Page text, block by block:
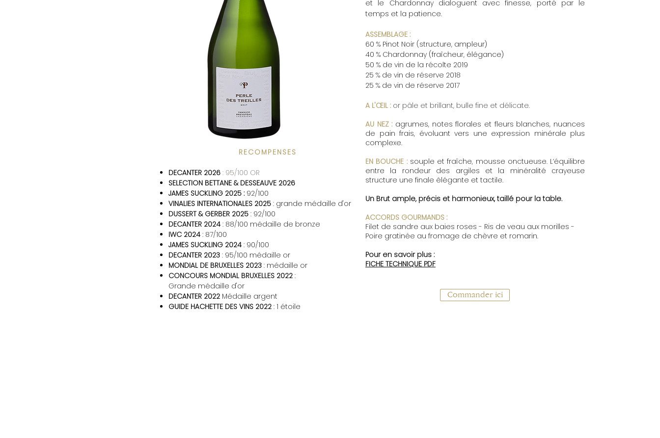
RECOMPENSES
DECANTER 2026 : 95/100 OR
SELECTION BETTANE & DESSEAUVE 2026
JAMES SUCKLING 2025 : 92/100
VINALIES INTERNATIONALES 2025 : grande médaille d'or
DUSSERT & GERBER 2025 : 92/100
DECANTER 2024 : 88/100 médaille de bronze
IWC 2024 : 87/100
JAMES SUCKLING 2024 : 90/100
DECANTER 2023 : 95/100 médaille or
MONDIAL DE BRUXELLES 2023 : médaille or
CONCOURS MONDIAL BRUXELLES 2022 :
Grande médaille d'or
DECANTER 2022 Médaille argent
GUIDE HACHETTE DES VINS 2022 : 1 étoile
et le Chardonnay dialoguent avec finesse, porté par le
temps et la patience.
ASSEMBLAGE :
60 % Pinot Noir (structure, ampleur)
40 % Chardonnay (fraîcheur, élégance)
50 % de vin de la récolte 2019
25 % de vin de réserve 2018
25 % de vin de réserve 2017
A L'ŒIL : or pâle et brillant, bulle fine et délicate.
AU NEZ : agrumes, notes florales et fleurs blanches, nuances
de pain frais, évoluant vers une expression minérale plus
complexe.
EN BOUCHE : souple et fraîche, mousse onctueuse. L’équilibre
entre la rondeur des argiles et la minéralité crayeuse
structure une finale élégante et tactile.
Un Brut ample, précis et harmonieux, taillé pour la table.
ACCORDS GOURMANDS :
Filet de sandre aux baies roses - Ris de veau aux morilles -
Poire gratinée au fromage de chèvre et romarin.
Pour en savoir plus :
​FICHE TECHNIQUE PDF
Commander ici